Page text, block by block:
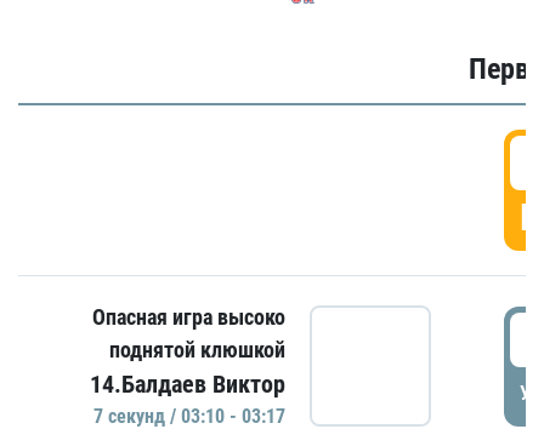
Опасная игра высоко
поднятой клюшкой
14.Балдаев Виктор
7 секунд / 03:10 - 03:17